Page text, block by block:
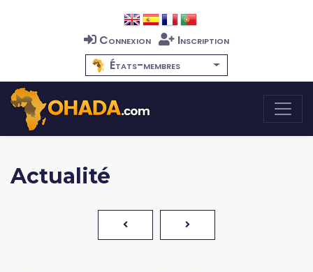
Connexion
Inscription
États-membres
Actualité